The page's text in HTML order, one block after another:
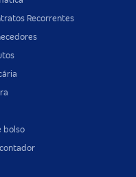
Recorrentes
bolso